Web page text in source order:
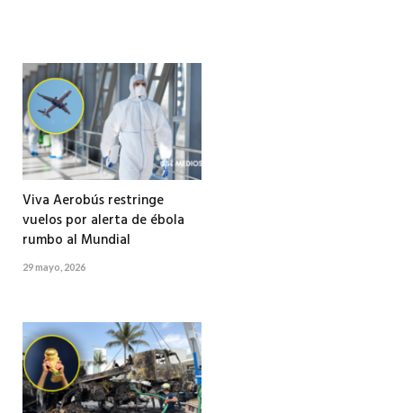
Viva Aerobús restringe
vuelos por alerta de ébola
rumbo al Mundial
29 mayo, 2026